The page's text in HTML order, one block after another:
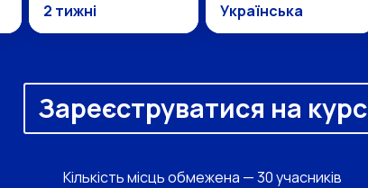
2 тижні Українська
Зареєструватися на курс
Кількість місць обмежена — 30 учасників